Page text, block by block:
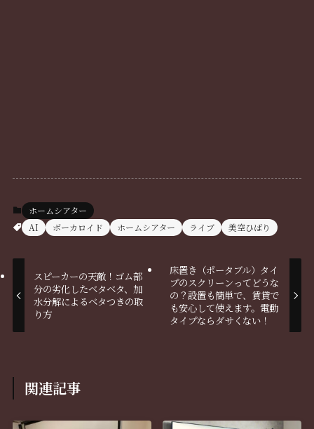
ホームシアター
AI
ボーカロイド ホームシアター ライブ 美空ひばり
スピーカーの天敵！ゴム部
分の劣化したベタベタ、加
水分解によるベタつきの取
り方
床置き（ポータブル）タイ
プのスクリーンってどうな
の？設置も簡単で、賃貸で
も安心して使えます。電動
タイプならダサくない！
関連記事